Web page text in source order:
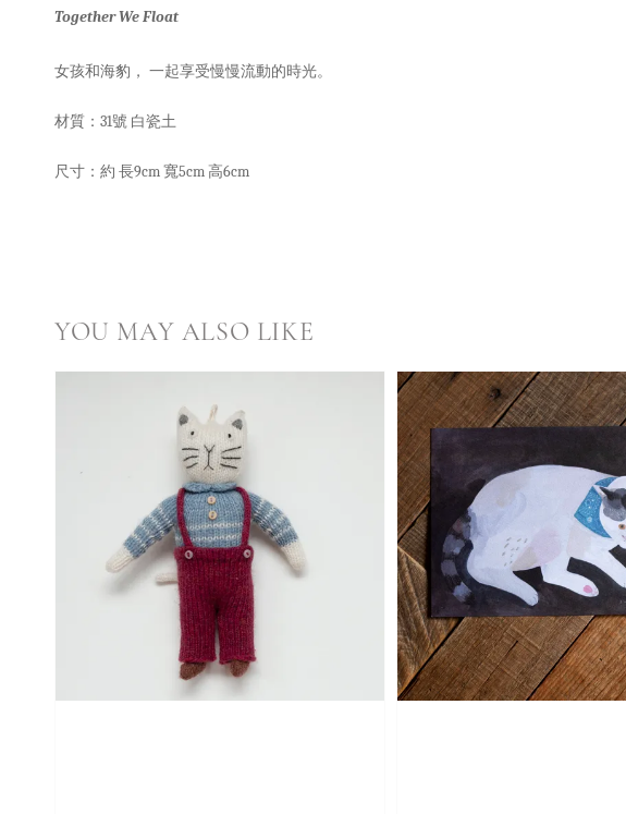
Together We Float
女孩和海豹， 一起享受慢慢流動的時光。
材質：31號 白瓷土
尺寸：約 長9cm 寬5cm 高6cm
YOU MAY ALSO LIKE